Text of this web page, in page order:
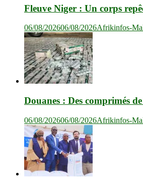
Fleuve Niger : Un corps
06/08/202606/08/2026Afrikinfos-
Douanes : Des comprimés
06/08/202606/08/2026Afrikinfos-